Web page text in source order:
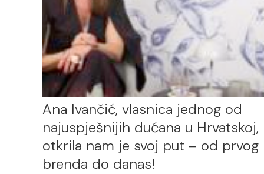
Ana Ivančić, vlasnica jednog od
najuspješnijih dućana u Hrvatskoj,
otkrila nam je svoj put – od prvog
brenda do danas!